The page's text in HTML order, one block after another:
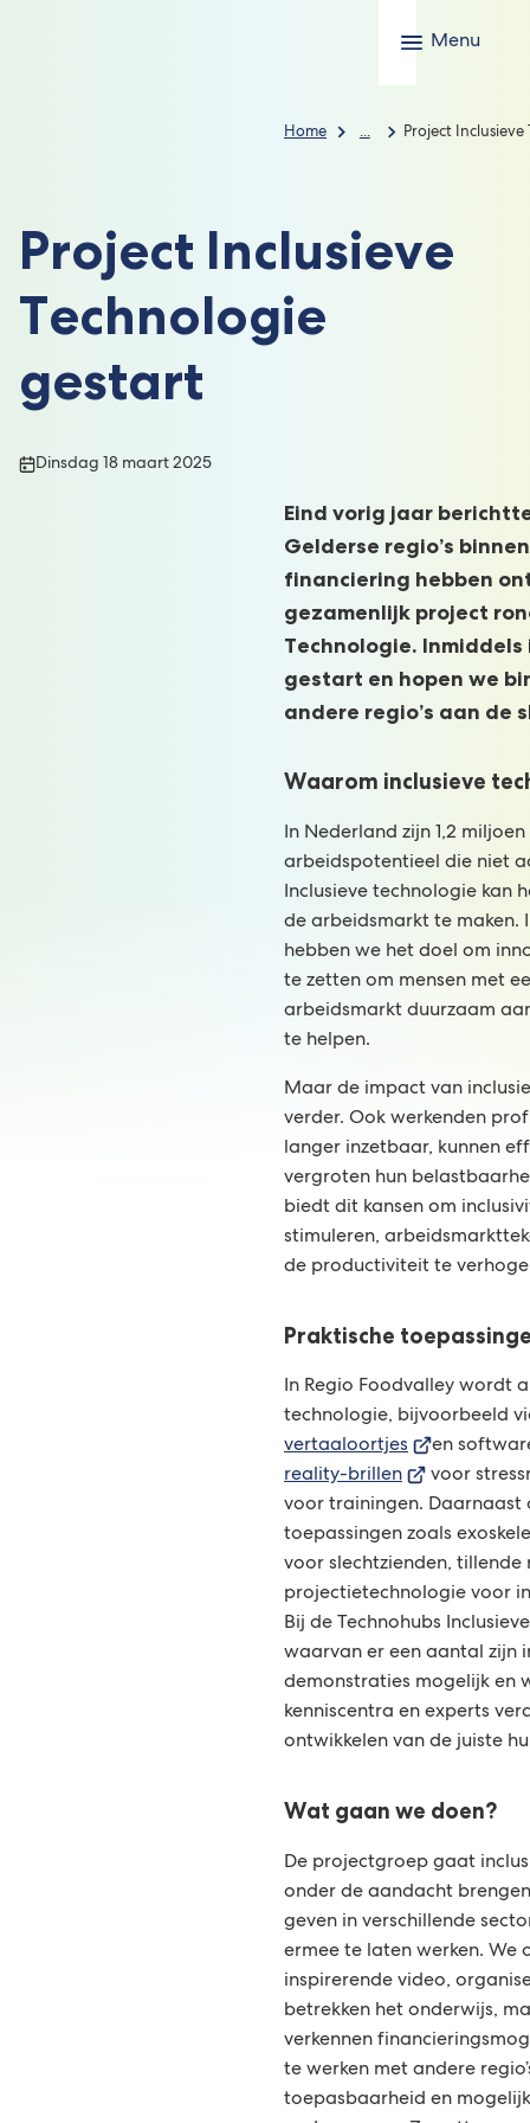
Menu
Home ... Project
Project Inclusieve
Technologie
gestart
Publicatiedatum:
Dinsdag 18 maart 2025
Eind vorig jaar
Gelderse regio’s
financiering hebben
gezamenlijk project
Technologie. Inmiddels
gestart en hopen we
andere regio’s aan de
Waarom inclusieve
In Nederland zijn 1,2
arbeidspotentieel die niet
Inclusieve technologie kan
de arbeidsmarkt te maken.
hebben we het doel om
te zetten om mensen met
arbeidsmarkt duurzaam
te helpen.
Maar de impact van
verder. Ook werkenden
langer inzetbaar, kunnen
vergroten hun
biedt dit kansen om
stimuleren,
de productiviteit te
Praktische
In Regio Foodvalley wordt
technologie, bijvoorbeeld
vertaaloortjes (Verwijst
naar
een
externe
website)
en
reality-brillen(Verwijst
naar
een
externe
website)
voor
voor trainingen. Daarnaast
toepassingen zoals
voor slechtzienden, tillende
projectietechnologie voor
Bij de Technohubs
waarvan er een aantal zijn
demonstraties mogelijk en
kenniscentra en experts
ontwikkelen van de juiste
Wat gaan we doen?
De projectgroep gaat
onder de aandacht
geven in verschillende
ermee te laten werken. We
inspirerende video,
betrekken het onderwijs,
verkennen
te werken met andere
toepasbaarheid en